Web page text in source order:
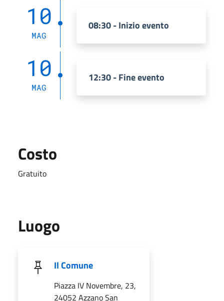
10
MAG
08:30 - Inizio evento
10
MAG
12:30 - Fine evento
Costo
Gratuito
Luogo
Il Comune
Piazza IV Novembre, 23,
24052 Azzano San